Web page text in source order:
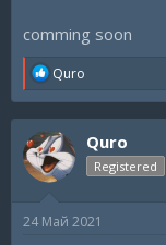
comming soon
R
a
c
t
i
o
:
Quro
Quro
Registered
24 Май 2021